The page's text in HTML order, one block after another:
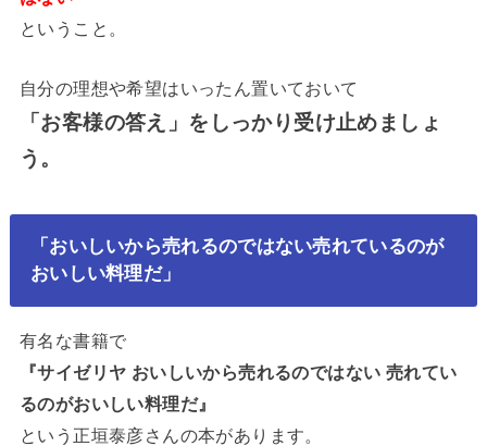
ということ。
自分の理想や希望はいったん置いておいて
「お客様の答え」をしっかり受け止めましょ
う。
「おいしいから売れるのではない売れているのが
おいしい料理だ」
有名な書籍で
『サイゼリヤ おいしいから売れるのではない 売れてい
るのがおいしい料理だ』
という正垣泰彦さんの本があります。